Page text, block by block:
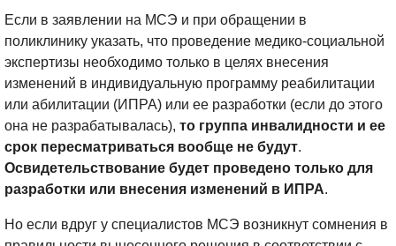
Если в заявлении на МСЭ и при обращении в
поликлинику указать, что проведение медико-социальной
экспертизы необходимо только в целях внесения
изменений в индивидуальную программу реабилитации
или абилитации (ИПРА) или ее разработки (если до этого
она не разрабатывалась), то группа инвалидности и ее
срок пересматриваться вообще не будут.
Освидетельствование будет проведено только для
разработки или внесения изменений в ИПРА.
Но если вдруг у специалистов МСЭ возникнут сомнения в